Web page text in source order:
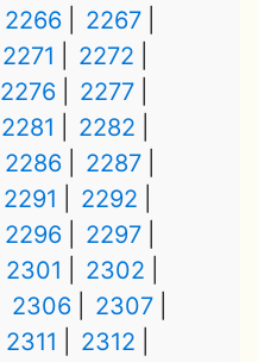
2266
2267
2271
2272
2276
2277
2281
2282
2286
2287
2291
2292
2296
2297
2301
2302
2306
2307
2311
2312